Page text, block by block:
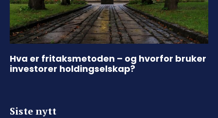
Hva er fritaksmetoden – og hvorfor bruker
investorer holdingselskap?
Siste nytt